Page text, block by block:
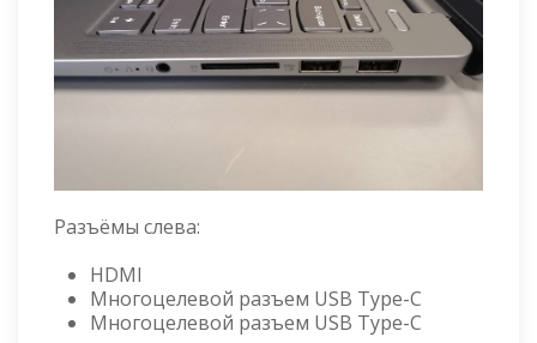
Разъёмы слева:
HDMI
Многоцелевой разъем USB Type-C
Многоцелевой разъем USB Type-C